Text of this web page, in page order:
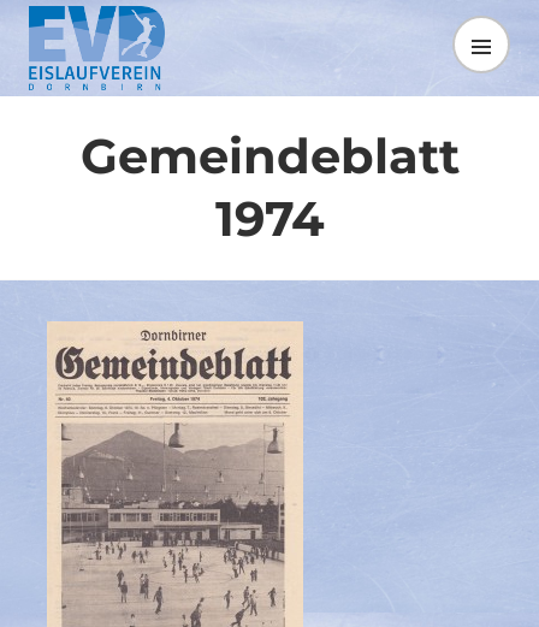
Springe
zum
Inhalt
MENÜ
Gemeindeblatt
1974